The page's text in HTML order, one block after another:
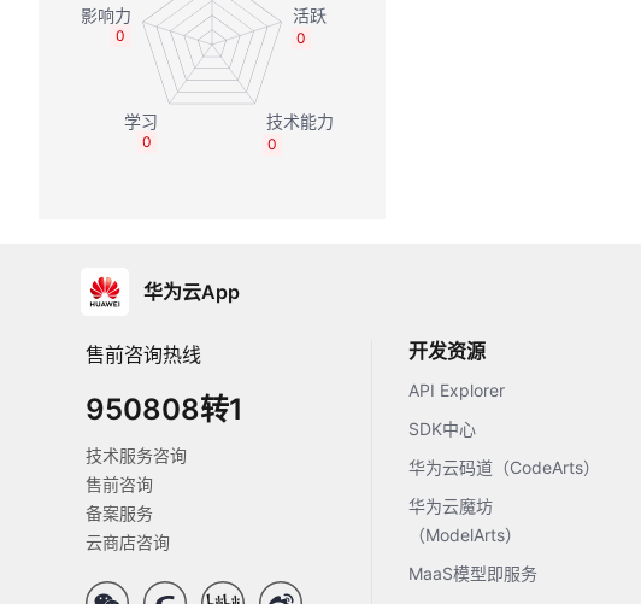
0
0
0
0
华为云App
售前咨询热线
950808转1
技术服务咨询
售前咨询
备案服务
云商店咨询
开发资源
API Explorer
SDK中心
华为云码道（CodeArts）
华为云魔坊
（ModelArts）
MaaS模型即服务